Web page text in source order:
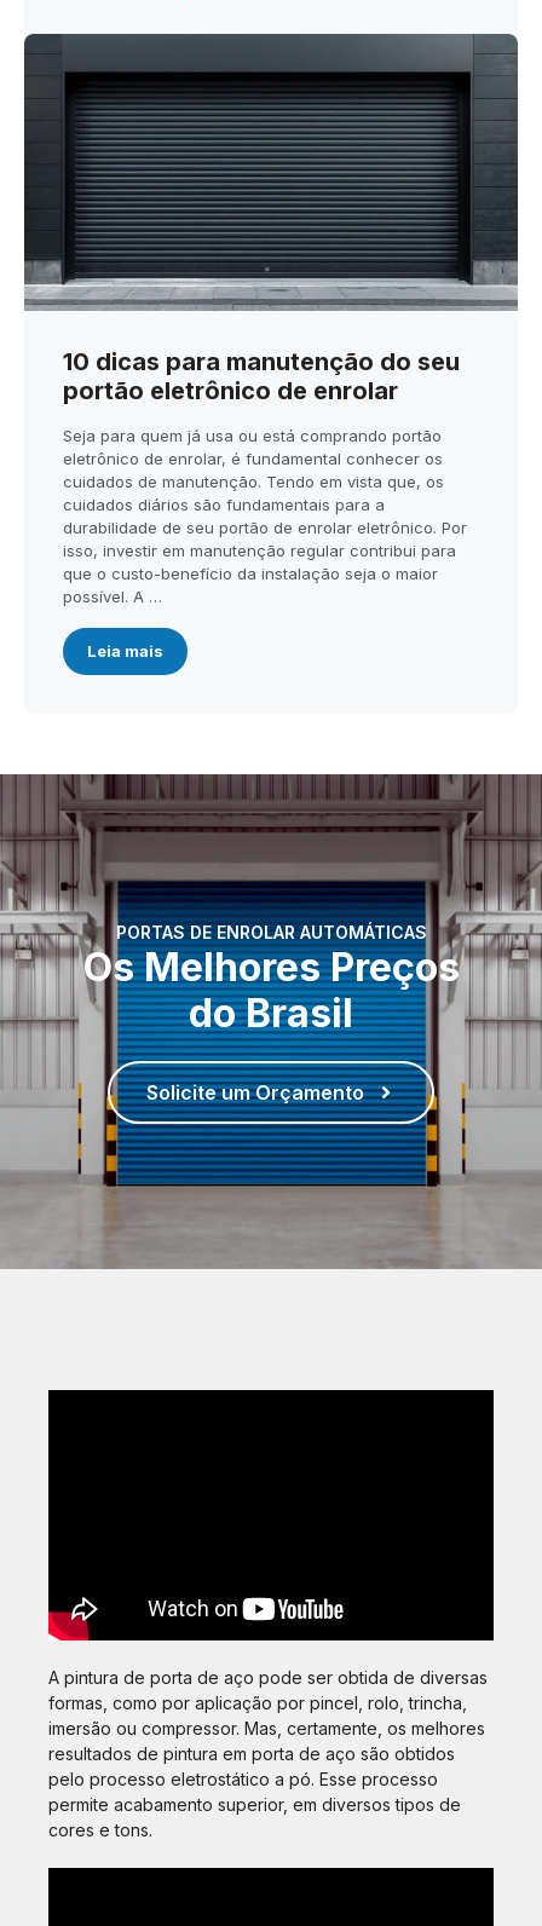
10 dicas para manutenção do seu
portão eletrônico de enrolar
Seja para quem já usa ou está comprando portão
eletrônico de enrolar, é fundamental conhecer os
cuidados de manutenção. Tendo em vista que, os
cuidados diários são fundamentais para a
durabilidade de seu portão de enrolar eletrônico. Por
isso, investir em manutenção regular contribui para
que o custo-benefício da instalação seja o maior
possível. A …
Leia mais
PORTAS DE ENROLAR AUTOMÁTICAS
Os Melhores Preços
do Brasil
Solicite um Orçamento
A pintura de porta de aço pode ser obtida de diversas
formas, como por aplicação por pincel, rolo, trincha,
imersão ou compressor. Mas, certamente, os melhores
resultados de pintura em porta de aço são obtidos
pelo processo eletrostático a pó. Esse processo
permite acabamento superior, em diversos tipos de
cores e tons.